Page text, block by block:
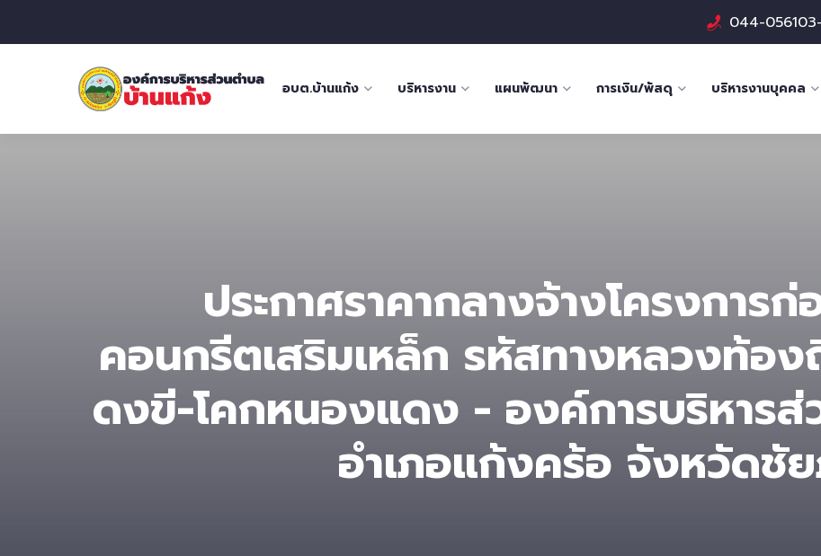
044-
อบต.บ้านแก้ง บริหารงาน แผนพัฒนา การเงิน/พัสดุ บริหารงานบุคคล
ประกาศราคากลางจ้างโครงการ
คอนกรีตเสริมเหล็ก รหัสทางหลวงท้อง
ดงขี-โคกหนองแดง - องค์การบริหาร
อำเภอแก้งคร้อ จังหวัดชั